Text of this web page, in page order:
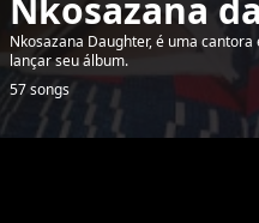
Nkosazana
Nkosazana Daughter, é uma
lançar seu álbum.
57 songs